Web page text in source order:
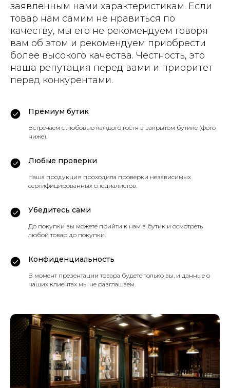
заявленным нами характеристикам. Если
товар нам самим не нравиться по
качеству, мы его не рекомендуем говоря
вам об этом и рекомендуем приобрести
более высокого качества. Честность, это
наша репутация перед вами и приоритет
перед конкурентами.
Премиум бутик
Встречаем с любовью каждого гостя в закрытом бутике (фото
ниже).
Любые проверки
Наша продукция проходила проверки независимых
сертифицированных специалистов.
Убедитесь сами
До покупки вы можете прийти к нам в бутик и осмотреть
любой товар до покупки.
Конфиденциальность
В момент презентации товара будете только вы, и данные о
наших клиентах мы не разглашаем.